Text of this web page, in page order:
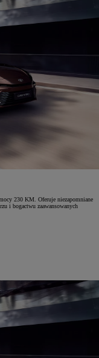
230 KM. Oferuje niezapomniane
i bogactwu zaawansowanych